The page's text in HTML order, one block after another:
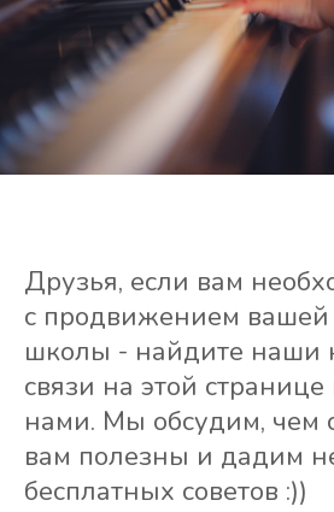
Друзья, если вам
с продвижением
школы - найдите наши
связи на этой
нами. Мы обсудим, чем
вам полезны и дадим
бесплатных советов :))